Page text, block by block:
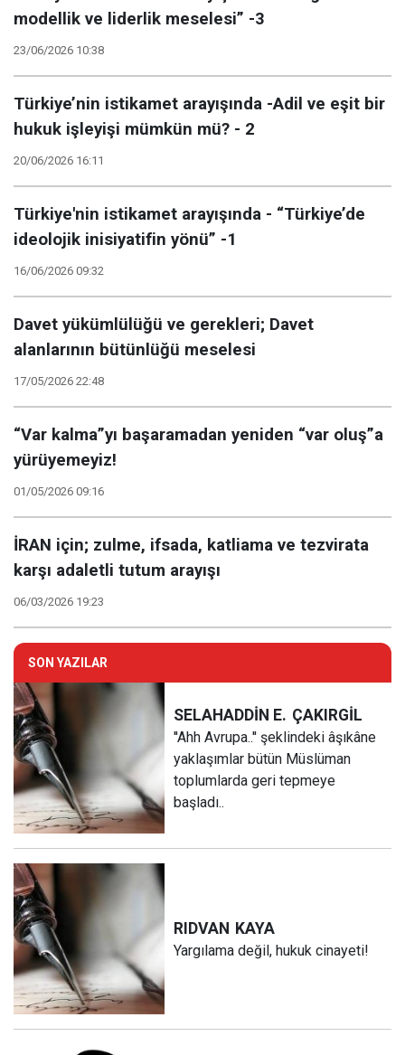
modellik ve liderlik meselesi” -3
23/06/2026 10:38
Türkiye’nin istikamet arayışında -Adil ve eşit bir
hukuk işleyişi mümkün mü? - 2
20/06/2026 16:11
Türkiye'nin istikamet arayışında - “Türkiye’de
ideolojik inisiyatifin yönü” -1
16/06/2026 09:32
Davet yükümlülüğü ve gerekleri; Davet
alanlarının bütünlüğü meselesi
17/05/2026 22:48
“Var kalma”yı başaramadan yeniden “var oluş”a
yürüyemeyiz!
01/05/2026 09:16
İRAN için; zulme, ifsada, katliama ve tezvirata
karşı adaletli tutum arayışı
06/03/2026 19:23
SON YAZILAR
SELAHADDİN E. ÇAKIRGİL
''Ahh Avrupa..'' şeklindeki âşıkâne
yaklaşımlar bütün Müslüman
toplumlarda geri tepmeye
başladı..
RIDVAN KAYA
Yargılama değil, hukuk cinayeti!